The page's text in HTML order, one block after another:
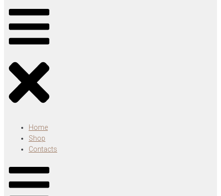
Home
Shop
Contacts